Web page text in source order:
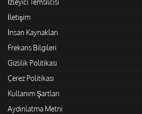
İzleyici Temsilcisi
İletişim
İnsan Kaynakları
Frekans Bilgileri
Gizlilik Politikası
Çerez Politikası
Kullanım Şartları
Aydınlatma Metni